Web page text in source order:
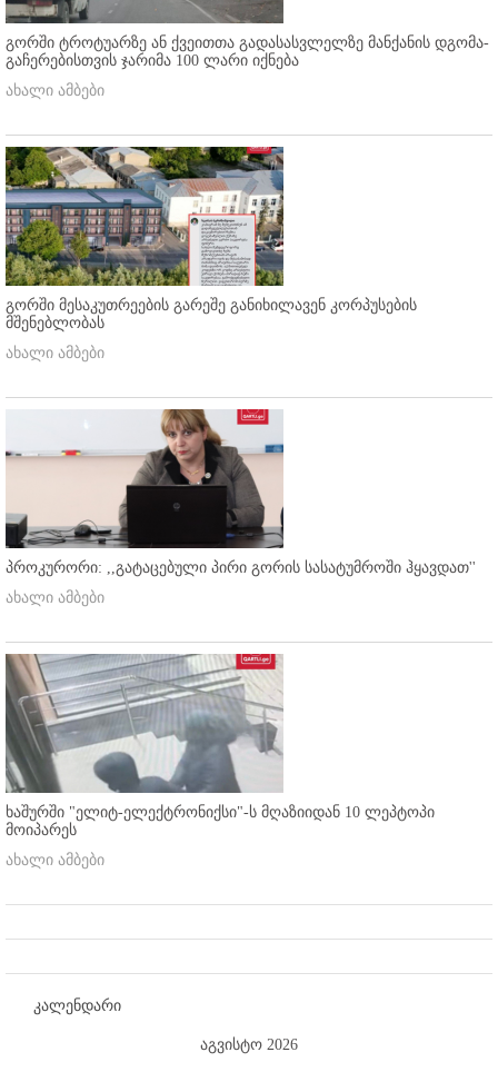
გორში ტროტუარზე ან ქვეითთა გადასასვლელზე მანქანის დგომა-
გაჩერებისთვის ჯარიმა 100 ლარი იქნება
ახალი ამბები
გორში მესაკუთრეების გარეშე განიხილავენ კორპუსების
მშენებლობას
ახალი ამბები
პროკურორი: ,,გატაცებული პირი გორის სასატუმროში ჰყავდათ''
ახალი ამბები
ხაშურში "ელიტ-ელექტრონიქსი"-ს მღაზიიდან 10 ლეპტოპი
მოიპარეს
ახალი ამბები
კალენდარი
აგვისტო 2026